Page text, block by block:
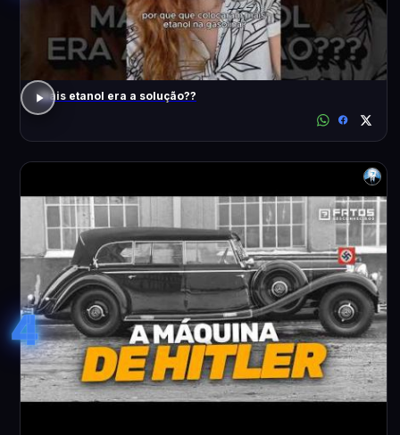
Mais etanol era a solução??
4